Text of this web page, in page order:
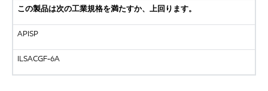
この製品は次の工業規格を満たすか、上回ります。
APISP
ILSACGF-6A